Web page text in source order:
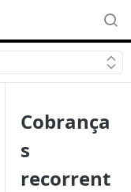
Cobrança
s
recorrent